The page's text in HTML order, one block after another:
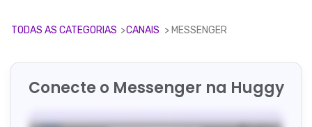
TODAS AS CATEGORIAS ​>​​CANAIS ​ > ​ ​MESSENGER
Conecte o Messenger na Huggy